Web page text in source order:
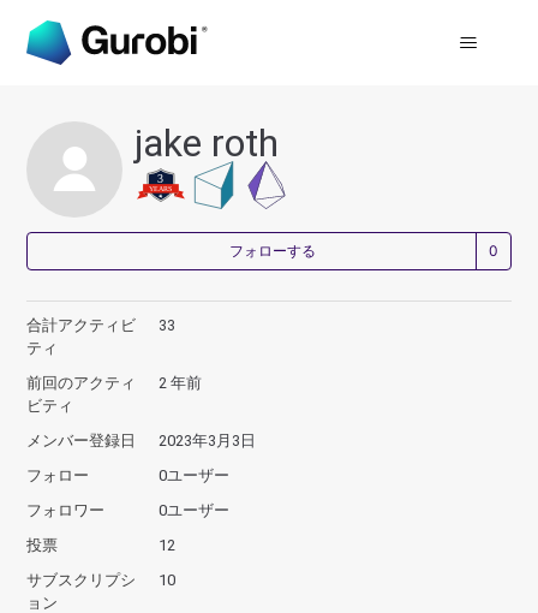
jake roth
フォローする
合計アクティビ
ティ
33
前回のアクティ
ビティ
2 年前
メンバー登録日
2023年3月3日
フォロー
0ユーザー
フォロワー
0ユーザー
投票
12
サブスクリプシ
ョン
10